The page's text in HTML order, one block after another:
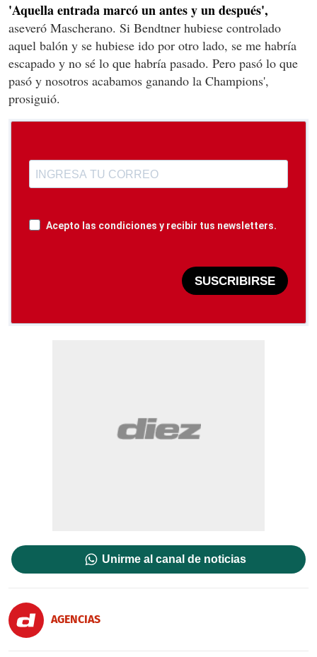
'Aquella entrada marcó un antes y un después',
aseveró Mascherano. Si Bendtner hubiese controlado
aquel balón y se hubiese ido por otro lado, se me habría
escapado y no sé lo que habría pasado. Pero pasó lo que
pasó y nosotros acabamos ganando la Champions',
prosiguió.
Acepto las condiciones y recibir tus newsletters.
SUSCRIBIRSE
Unirme al canal de noticias
AGENCIAS